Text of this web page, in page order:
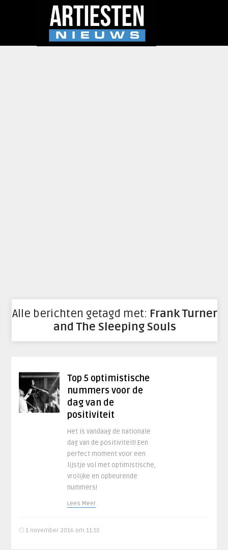
Alle berichten getagd met: Frank Turner
and The Sleeping Souls
Top 5 optimistische
nummers voor de
dag van de
positiviteit
Het is vandaag de nationale
dag van de positiviteit! Een
perfect moment voor een
lijstje vol met optimistische,
vrolijke en opbeurende
nummers!
Lees Meer
1 november 2016 om 11:55